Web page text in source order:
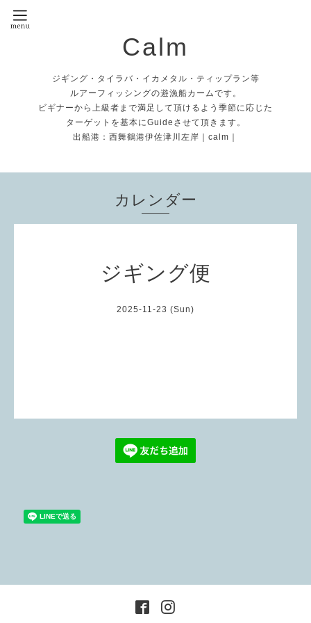
Calm
ジギング・タイラバ・イカメタル・ティップラン等
ルアーフィッシングの遊漁船カームです。
ビギナーから上級者まで満足して頂けるよう季節に応じた
ターゲットを基本にGuideさせて頂きます。
出船港：西舞鶴港伊佐津川左岸｜calm｜
カレンダー
ジギング便
2025-11-23 (Sun)